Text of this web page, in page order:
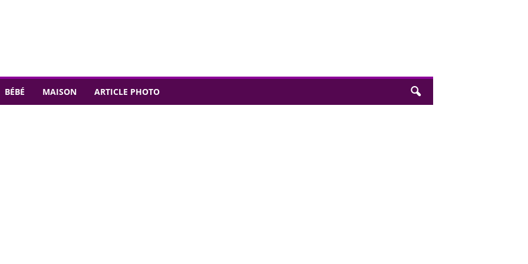
BÉBÉ MAISON ARTICLE PHOTO